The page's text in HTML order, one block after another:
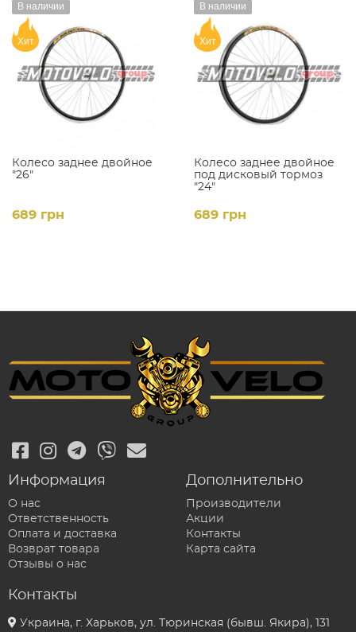
Колесо заднее двойное
"26"
В наличии
Хит
689 грн
Колесо заднее двойное
под дисковый тормоз
"24"
В наличии
Хит
689 грн
Информация
О нас
Ответственность
Оплата и доставка
Возврат товара
Отзывы о нас
Дополнительно
Производители
Акции
Контакты
Карта сайта
Контакты
Украина, г. Харьков, ул. Тюринская (бывш. Якира), 131